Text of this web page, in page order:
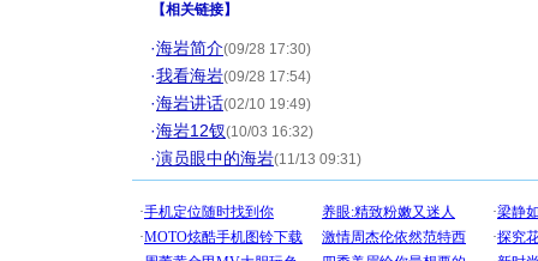
【相关链接】
·海岩简介(09/28 17:30)
·我看海岩(09/28 17:54)
·海岩讲话(02/10 19:49)
·海岩12钗(10/03 16:32)
·演员眼中的海岩(11/13 09:31)